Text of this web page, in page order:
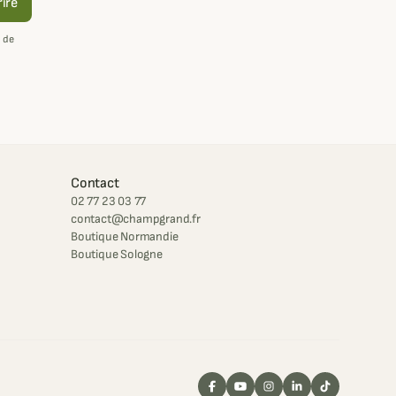
de
Contact
02 77 23 03 77
contact@champgrand.fr
Boutique Normandie
Boutique Sologne